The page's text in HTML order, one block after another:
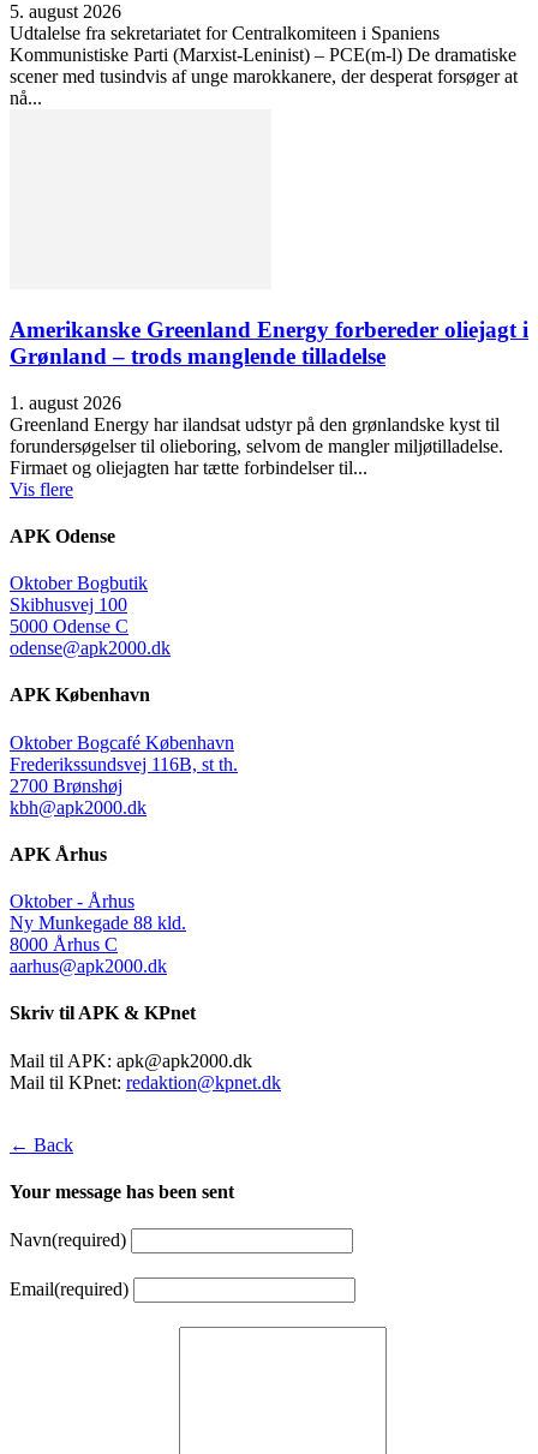
5. august 2026
Udtalelse fra sekretariatet for Centralkomiteen i Spaniens
Kommunistiske Parti (Marxist-Leninist) – PCE(m-l) De dramatiske
scener med tusindvis af unge marokkanere, der desperat forsøger at
nå...
Amerikanske Greenland Energy forbereder oliejagt i
Grønland – trods manglende tilladelse
1. august 2026
Greenland Energy har ilandsat udstyr på den grønlandske kyst til
forundersøgelser til olieboring, selvom de mangler miljøtilladelse.
Firmaet og oliejagten har tætte forbindelser til...
Vis flere
APK Odense
Oktober Bogbutik
Skibhusvej 100
5000 Odense C
odense@apk2000.dk
APK København
Oktober Bogcafé København
Frederikssundsvej 116B, st th.
2700 Brønshøj
kbh@apk2000.dk
APK Århus
Oktober - Århus
Ny Munkegade 88 kld.
8000 Århus C
aarhus@apk2000.dk
Skriv til APK & KPnet
Mail til APK: apk@apk2000.dk
Mail til KPnet: redaktion@kpnet.dk
← Back
Your message has been sent
Navn(required)
Email(required)